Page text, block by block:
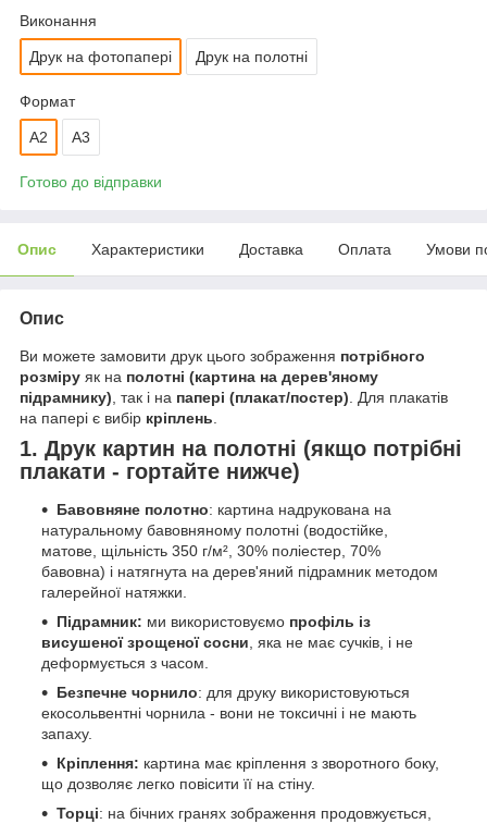
Виконання
Друк на фотопапері Друк на полотні
Формат
A2 A3
Готово до відправки
Опис Характеристики Доставка Оплата Умови
Опис
Ви можете замовити друк цього зображення потрібного
розміру як на полотні (картина на дерев'яному
підрамнику) , так і на папері (плакат/постер) . Для плакатів
на папері є вибір кріплень
1. Друк картин на полотні (якщо потрібні
плакати - гортайте нижче)
Бавовняне полотно: картина надрукована на
натуральному бавовняному полотні (водостійке,
матове, щільність 350 г/м², 30% поліестер, 70%
бавовна) і натягнута на дерев'яний підрамник методом
галерейної натяжки.
Підрамник: ми використовуємо профіль із
висушеної зрощеної сосни, яка не має сучків, і не
деформується з часом.
Безпечне чорнило: для друку використовуються
екосольвентні чорнила - вони не токсичні і не мають
запаху.
Кріплення: картина має кріплення з зворотного боку,
що дозволяє легко повісити її на стіну.
Торці: на бічних гранях зображення продовжується,